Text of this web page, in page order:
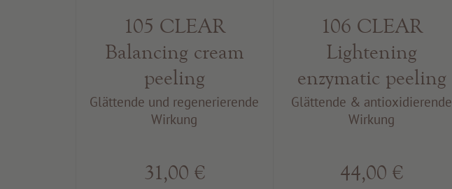
105 CLEAR
Balancing cream
peeling
Glättende und regenerierende
Wirkung
31,00 €
106 CLEAR
Lightening
enzymatic peeling
Glättende & antioxidierende
Wirkung
44,00 €